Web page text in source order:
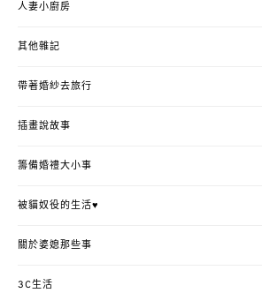
人妻小廚房
其他雜記
帶著婚紗去旅行
插畫說故事
籌備婚禮大小事
被貓奴役的生活♥
關於婆媳那些事
3C生活